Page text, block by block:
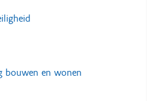
bouwen en wonen